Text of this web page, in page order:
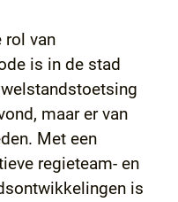
rol van
is in de stad
maar er van
Met een
regieteam- en
is